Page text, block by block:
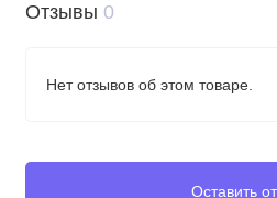
Отзывы 0
Нет отзывов об этом товаре.
Оставить